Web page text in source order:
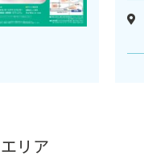
エリア